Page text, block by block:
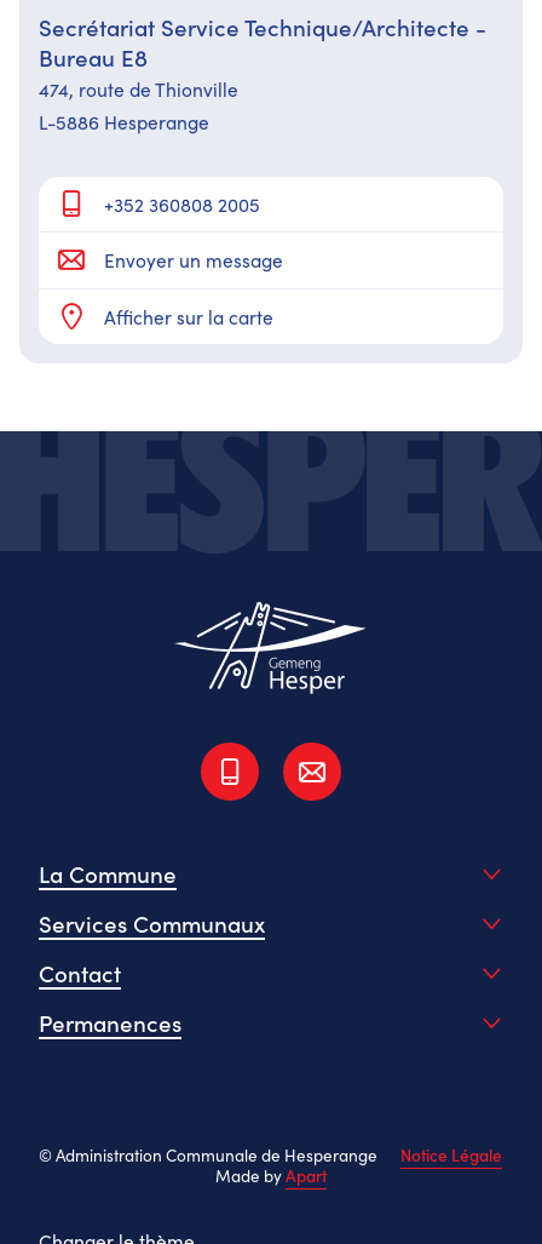
Secrétariat Service Technique/Architecte -
Bureau E8
474,​ route de Thionville
L-5886 Hesperange
+352 360808 2005
Envoyer un message
Afficher sur la carte
La Commune
Services Communaux
Contact
Permanences
© Administration Communale de Hesperange
Notice Légale
Made byApart